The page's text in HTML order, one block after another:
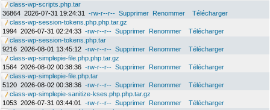
class-wp-scripts.php.tar
36864 2026-07-31 19:24:31 -rw-r--r-- Supprimer Renommer
Télécharger
class-wp-session-tokens.php.php.tar.gz
1994 2026-07-31 02:24:33 -rw-r--r-- Supprimer Renommer
Télécharger
class-wp-session-tokens.php.tar
9216 2026-08-01 13:45:12 -rw-r--r-- Supprimer Renommer
Télécharger
class-wp-simplepie-file.php.php.tar.gz
1564 2026-08-02 00:38:36 -rw-r--r-- Supprimer Renommer
Télécharger
class-wp-simplepie-file.php.tar
5120 2026-08-02 00:38:36 -rw-r--r-- Supprimer Renommer
Télécharger
class-wp-simplepie-sanitize-kses.php.php.tar.gz
1053 2026-07-31 03:44:01 -rw-r--r-- Supprimer Renommer
Télécharger